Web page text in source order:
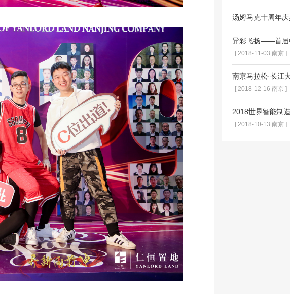
汤姆马克十周年
异彩飞扬——首届
[ 2018-11-03 南京 ]
南京马拉松·长江
[ 2018-12-16 南京 ]
2018世界智能制
[ 2018-10-13 南京 ]